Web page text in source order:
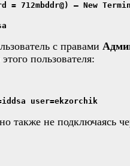
= 712mbddr@) – New
с правами
пользователя:
user=ekzorchik
также не подключаясь